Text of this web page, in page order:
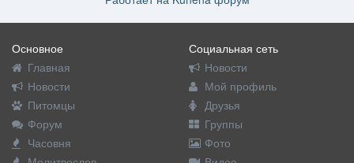
Основное
Главная
Новости
Питомцы
Форум
Часовня
Социальная сеть
Новости
Мой профиль
Друзья
Группы
Фото